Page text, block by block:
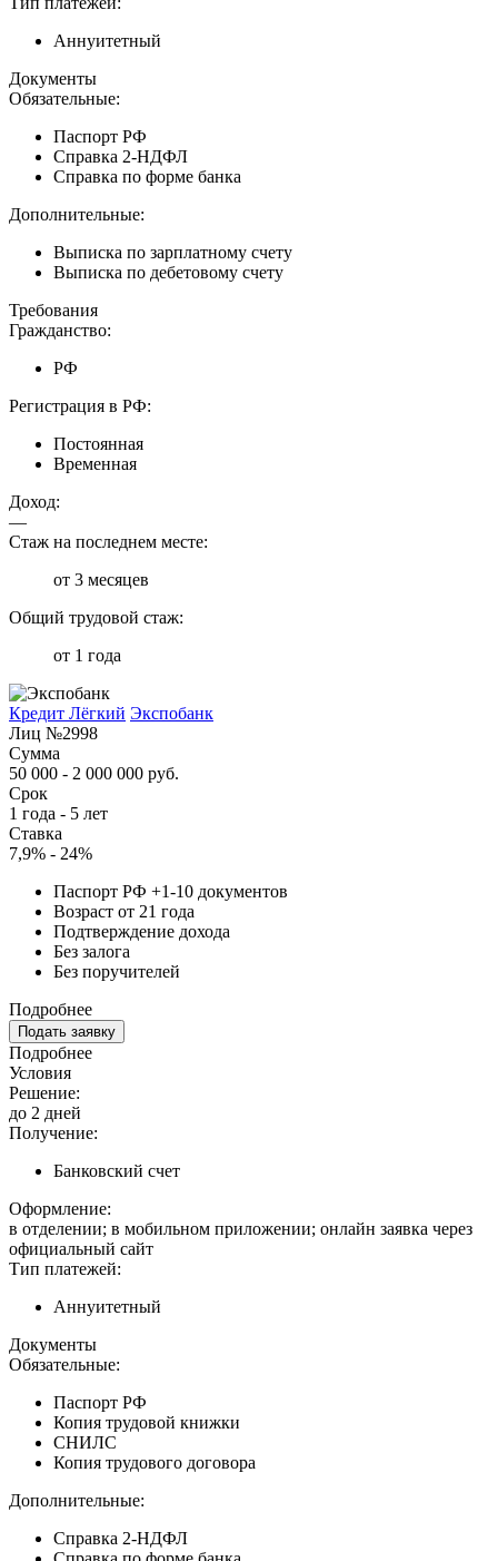
Аннуитетный
Документы
Обязательные:
Паспорт РФ
Справка 2-НДФЛ
Справка по форме банка
Дополнительные:
Выписка по зарплатному счету
Выписка по дебетовому счету
Требования
Гражданство:
РФ
Регистрация в РФ:
Постоянная
Временная
Доход:
—
Стаж на последнем месте:
от 3 месяцев
Общий трудовой стаж:
от 1 года
Кредит Лёгкий Экспобанк
Лиц №2998
Сумма
50 000 - 2 000 000 руб.
Срок
1 года - 5 лет
Ставка
7,9% - 24%
Паспорт РФ +1-10 документов
Возраст от 21 года
Подтверждение дохода
Без залога
Без поручителей
Подробнее
Подать заявку
Подробнее
Условия
Решение:
до 2 дней
Получение:
Банковский счет
Оформление:
в отделении; в мобильном приложении; онлайн заявка через
официальный сайт
Тип платежей:
Аннуитетный
Документы
Обязательные:
Паспорт РФ
Копия трудовой книжки
СНИЛС
Копия трудового договора
Дополнительные:
Справка 2-НДФЛ